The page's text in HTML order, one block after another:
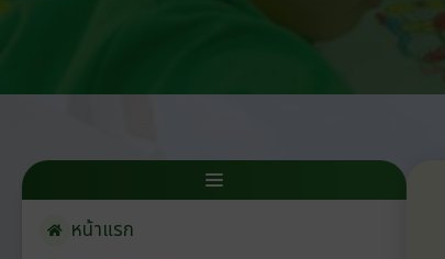
หน้าแรก